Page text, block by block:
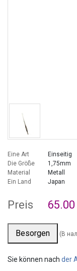
Eine Art
Einseitig
Die Größe
1,75mm
Material
Metall
Ein Land
Japan
Preis 65.00
Besorgen (В
Sie können nach der